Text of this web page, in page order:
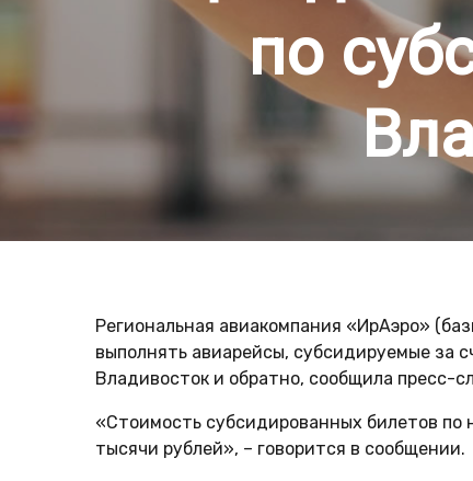
по
Региональная авиакомпания «ИрАэро»
выполнять авиарейсы, субсидируемые за
Владивосток и обратно, сообщила пресс-
«Стоимость субсидированных билетов по
тысячи рублей», – говорится в сообщении.